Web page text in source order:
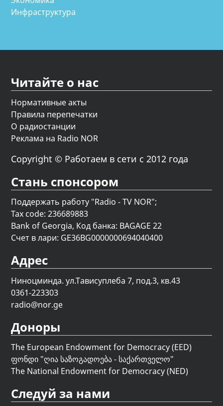
Инфраструктура
Читайте о нас
Нормативные акты
Правила перепечатки
О радиостанции
Реклама на Radio NOR
Copyright © Работаем в сети с 2012 года
Стань спонсором
Поддержать работу "Radio - TV NOR";
Tax code: 236689883
Bank of Georgia, Код банка: BAGAGE 22
Счет в лари: GE36BG0000000694040400
Адрес
Ниноцминда. ул.Тависуплеба 7, под.3, кв.43
0361-223303
radio@nor.ge
Доноры
The European Endowment for Democracy (EED)
ფონდი "ღია საზოგადოება - საქართველო"
The National Endowment for Democracy (NED)
Следуй за нами